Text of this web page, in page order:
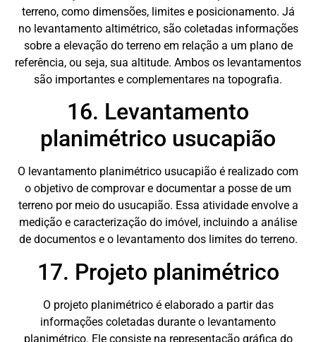
terreno, como dimensões, limites e posicionamento. Já
no levantamento altimétrico, são coletadas informações
sobre a elevação do terreno em relação a um plano de
referência, ou seja, sua altitude. Ambos os levantamentos
são importantes e complementares na topografia.
16. Levantamento
planimétrico usucapião
O levantamento planimétrico usucapião é realizado com
o objetivo de comprovar e documentar a posse de um
terreno por meio do usucapião. Essa atividade envolve a
medição e caracterização do imóvel, incluindo a análise
de documentos e o levantamento dos limites do terreno.
17. Projeto planimétrico
O projeto planimétrico é elaborado a partir das
informações coletadas durante o levantamento
planimétrico. Ele consiste na representação gráfica do